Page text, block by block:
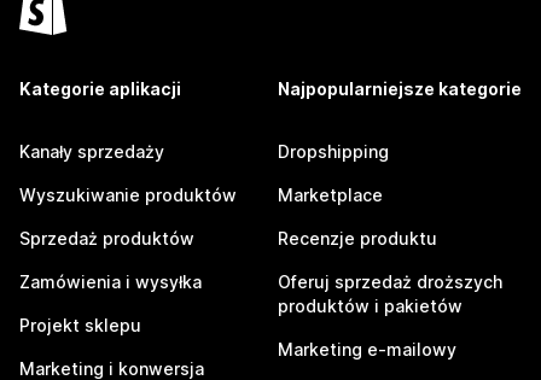
Kategorie aplikacji
Kanały sprzedaży
Wyszukiwanie produktów
Sprzedaż produktów
Zamówienia i wysyłka
Projekt sklepu
Marketing i konwersja
Najpopularniejsze kategorie
Dropshipping
Marketplace
Recenzje produktu
Oferuj sprzedaż droższych
produktów i pakietów
Marketing e-mailowy